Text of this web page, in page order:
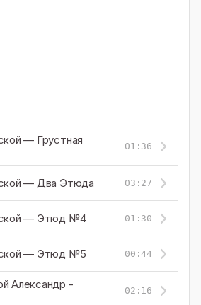
— Грустная
01:36
— Два Этюда 03:27
— Этюд №4 01:30
— Этюд №5 00:44
Александр -
02:16